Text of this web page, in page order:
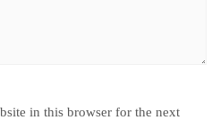
in this browser for the next